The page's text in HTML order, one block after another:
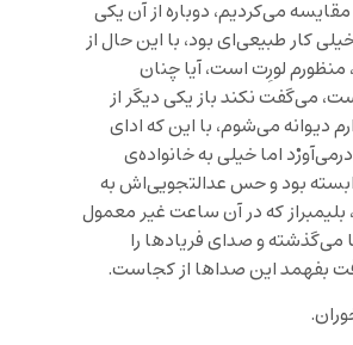
می‌کردیم، دوباره از آن یکی
کار طبیعی‌ای بود، با این حال از
لورِت است، آیا چنان
می‌گفت نکند باز یکی دیگر از
دیوانه می‌شوم، با این که ادای
اما خیلی به خانواده‌ی
بود و حس عدالتجویی‌اش به
بلیمبراز که در آن ساعت‌ غیر معمول
می‌گذشته و صدای فریادها را
بفهمد این صداها از کجاست.